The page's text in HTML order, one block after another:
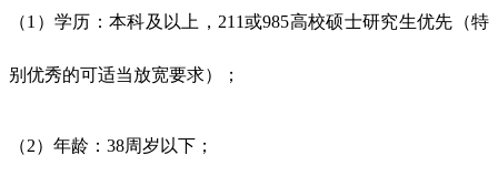
（1）学历：本科及以上，211或985高校硕士研究生优先（特
别优秀的可适当放宽要求）；
（2）年龄：38周岁以下；